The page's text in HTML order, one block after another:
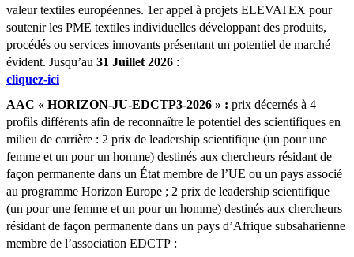
valeur textiles européennes. 1er appel à projets ELEVATEX pour
soutenir les PME textiles individuelles développant des produits,
procédés ou services innovants présentant un potentiel de marché
évident. Jusqu’au 31 Juillet 2026 :
cliquez-ici
AAC « HORIZON-JU-EDCTP3-2026 » : prix décernés à 4
profils différents afin de reconnaître le potentiel des scientifiques en
milieu de carrière : 2 prix de leadership scientifique (un pour une
femme et un pour un homme) destinés aux chercheurs résidant de
façon permanente dans un État membre de l’UE ou un pays associé
au programme Horizon Europe ; 2 prix de leadership scientifique
(un pour une femme et un pour un homme) destinés aux chercheurs
résidant de façon permanente dans un pays d’Afrique subsaharienne
membre de l’association EDCTP :